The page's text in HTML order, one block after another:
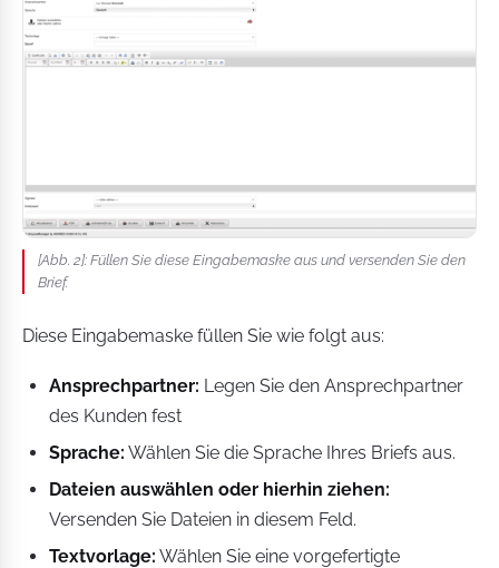
[Abb. 2]: Füllen Sie diese Eingabemaske aus und versenden Sie den
Brief.
Diese Eingabemaske füllen Sie wie folgt aus:
Ansprechpartner: Legen Sie den Ansprechpartner
des Kunden fest
Sprache: Wählen Sie die Sprache Ihres Briefs aus.
Dateien auswählen oder hierhin ziehen:
Versenden Sie Dateien in diesem Feld.
Textvorlage: Wählen Sie eine vorgefertigte